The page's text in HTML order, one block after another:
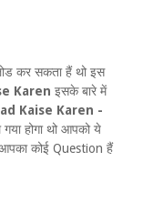
कर सकता हैं थो इस
Karen इसके बारे में
Kaise Karen -
होगा थो आपको ये
कोई Question हैं